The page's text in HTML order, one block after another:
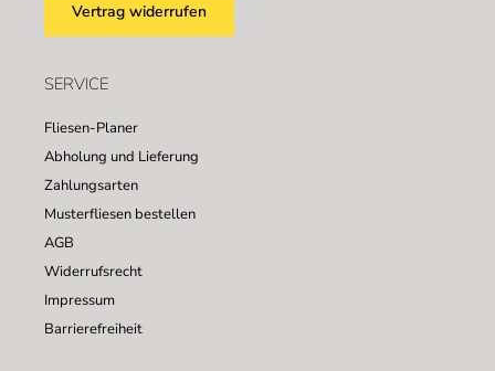
Vertrag widerrufen
SERVICE
Fliesen-Planer
Abholung und Lieferung
Zahlungsarten
Musterfliesen bestellen
AGB
Widerrufsrecht
Impressum
Barrierefreiheit